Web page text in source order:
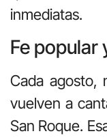
inmediatas.
Fe popular
Cada agosto,
vuelven a
San Roque.